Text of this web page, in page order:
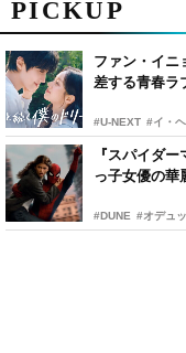
PICKUP
ファン・イニ
差する青春ラ
#U-NEXT #イ・ヘ
『スパイダ
っ子女優の華
#DUNE #オデュ